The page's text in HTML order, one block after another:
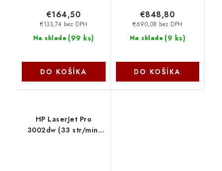
Na sklade (99 ks)
€133,74 bez DPH
€164,50
DO KOŠÍKA
Na sklade (9 ks)
€690,08 bez DPH
€848,80
DO KOŠÍKA
HP LaserJet Pro
3002dw (33 str/min,